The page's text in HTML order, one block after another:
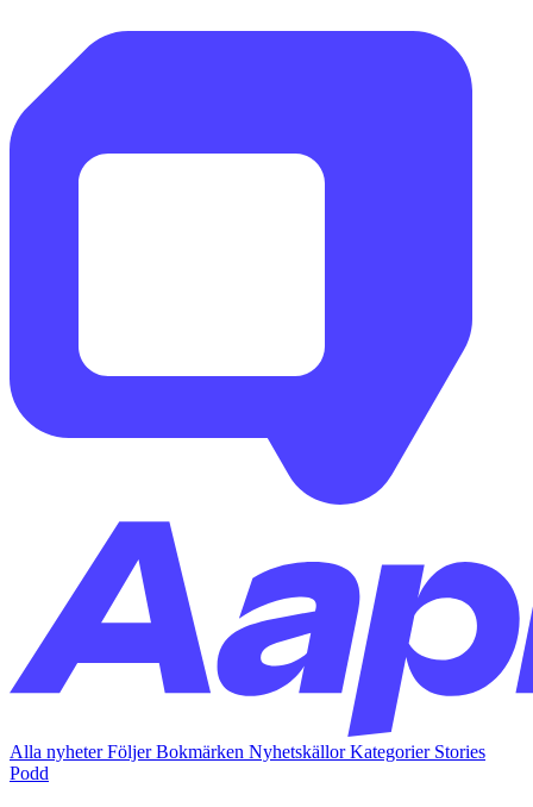
Alla nyheterFöljerBokmärken NyhetskällorKategorier Stories
Podd